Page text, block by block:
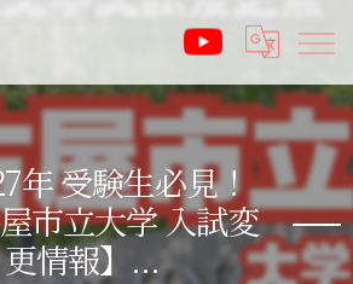
年 受験生必見！
市立大学 入試変
更情報】...